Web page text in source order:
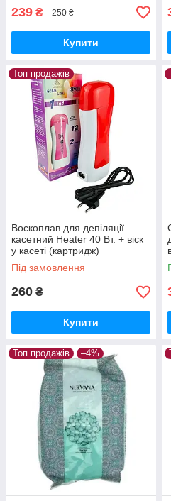
239 ₴ 250 ₴
Купити
Топ продажів
Воскоплав для депіляції
касетний Heater 40 Вт. + віск
у касеті (картридж)
Під замовлення
260 ₴
Купити
Топ продажів –4%